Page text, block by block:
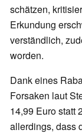
schätzen,
Erkundung
verständlich,
worden.
Dank eines
Forsaken laut
14,99 Euro statt
allerdings, dass